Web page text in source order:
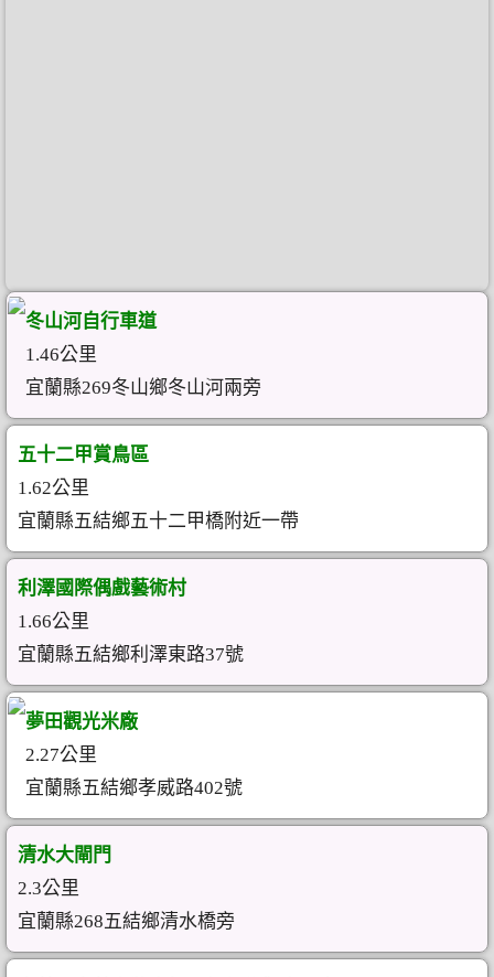
冬山河自行車道
1.46公里
宜蘭縣269冬山鄉冬山河兩旁
五十二甲賞鳥區
1.62公里
宜蘭縣五結鄉五十二甲橋附近一帶
利澤國際偶戲藝術村
1.66公里
宜蘭縣五結鄉利澤東路37號
夢田觀光米廠
2.27公里
宜蘭縣五結鄉孝威路402號
清水大閘門
2.3公里
宜蘭縣268五結鄉清水橋旁